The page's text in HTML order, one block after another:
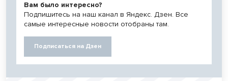
Вам было интересно?
Подпишитесь на наш канал в Яндекс. Дзен. Все
самые интересные новости отобраны там.
Подписаться на Дзен